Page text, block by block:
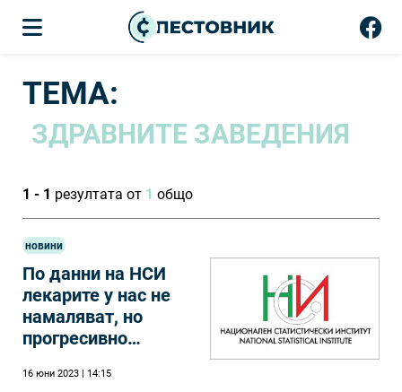
ТЕМА:
ЗДРАВНИТЕ ЗАВЕДЕНИЯ
1 - 1 резултата от 1 общо
новини
По данни на НСИ
лекарите у нас не
намаляват, но
прогресивно
16 юни 2023 | 14:15